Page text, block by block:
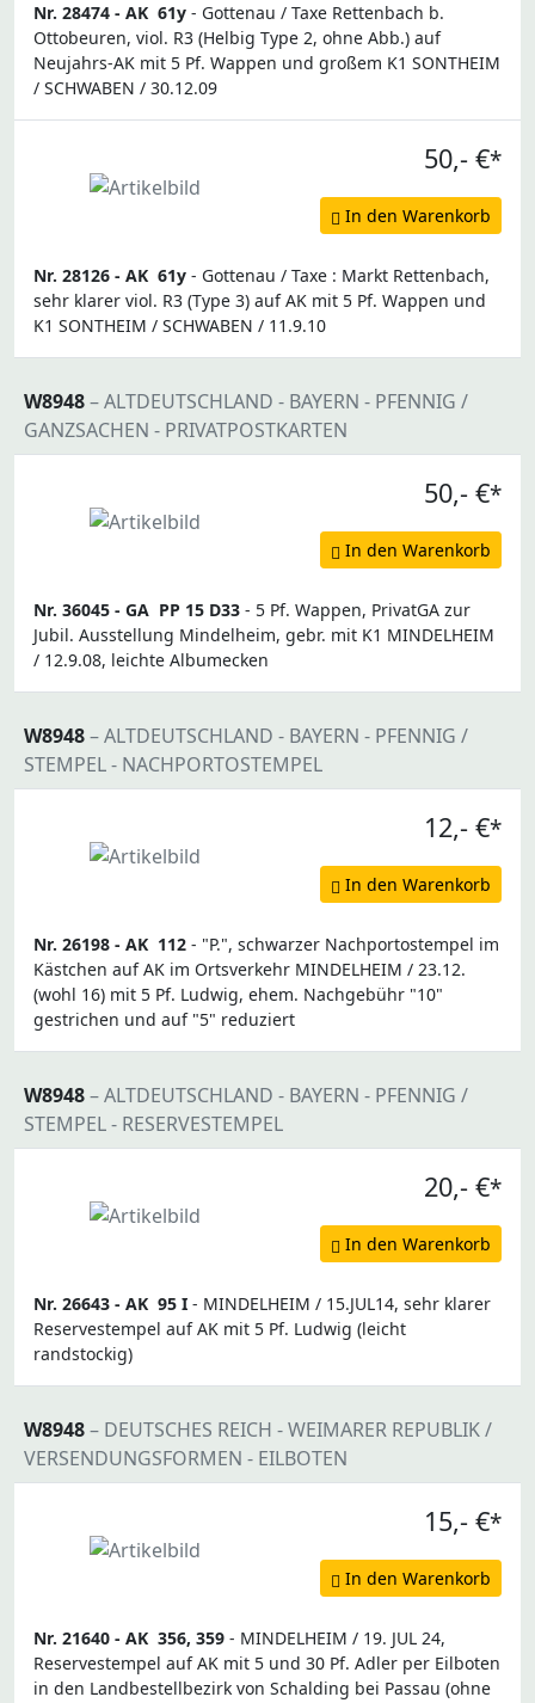
Nr. 28474 - AK 61y - Gottenau / Taxe Rettenbach b.
Ottobeuren, viol. R3 (Helbig Type 2, ohne Abb.) auf
Neujahrs-AK mit 5 Pf. Wappen und großem K1 SONTHEIM
/ SCHWABEN / 30.12.09
50,- €*
In den Warenkorb
Nr. 28126 - AK 61y - Gottenau / Taxe : Markt Rettenbach,
sehr klarer viol. R3 (Type 3) auf AK mit 5 Pf. Wappen und
K1 SONTHEIM / SCHWABEN / 11.9.10
W8948– ALTDEUTSCHLAND - BAYERN - PFENNIG /
GANZSACHEN - PRIVATPOSTKARTEN
50,- €*
In den Warenkorb
Nr. 36045 - GA PP 15 D33 - 5 Pf. Wappen, PrivatGA zur
Jubil. Ausstellung Mindelheim, gebr. mit K1 MINDELHEIM
/ 12.9.08, leichte Albumecken
W8948– ALTDEUTSCHLAND - BAYERN - PFENNIG /
STEMPEL - NACHPORTOSTEMPEL
12,- €*
In den Warenkorb
Nr. 26198 - AK 112 - "P.", schwarzer Nachportostempel im
Kästchen auf AK im Ortsverkehr MINDELHEIM / 23.12.
(wohl 16) mit 5 Pf. Ludwig, ehem. Nachgebühr "10"
gestrichen und auf "5" reduziert
W8948– ALTDEUTSCHLAND - BAYERN - PFENNIG /
STEMPEL - RESERVESTEMPEL
20,- €*
In den Warenkorb
Nr. 26643 - AK 95 I - MINDELHEIM / 15.JUL14, sehr klarer
Reservestempel auf AK mit 5 Pf. Ludwig (leicht
randstockig)
W8948– DEUTSCHES REICH - WEIMARER REPUBLIK /
VERSENDUNGSFORMEN - EILBOTEN
15,- €*
In den Warenkorb
Nr. 21640 - AK 356, 359 - MINDELHEIM / 19. JUL 24,
Reservestempel auf AK mit 5 und 30 Pf. Adler per Eilboten
in den Landbestellbezirk von Schalding bei Passau (ohne